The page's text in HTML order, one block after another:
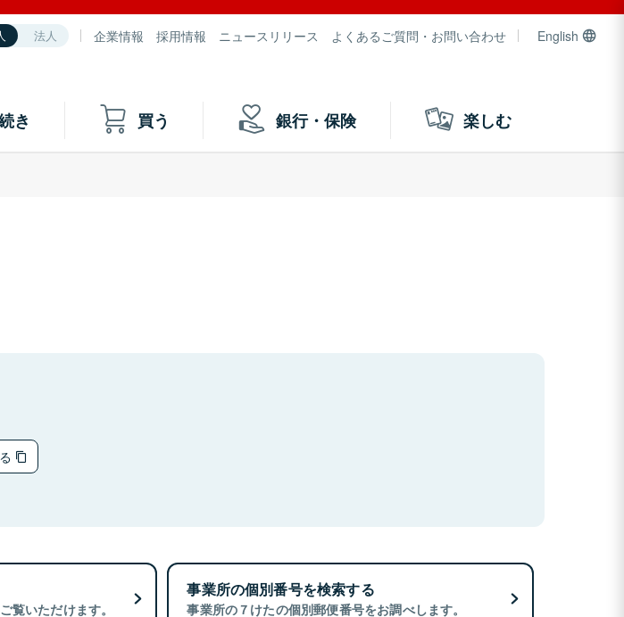
法人 企業情報 採用情報 ニュースリリース よくあるご質問・お問い合わせ English
き 買う 銀行・保険 楽しむ
覧いただけます。
事業所の個別番号を検索する
事業所の７けたの個別郵便番号をお調べします。